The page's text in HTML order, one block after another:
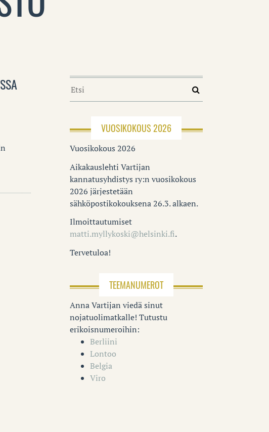
VUOSIKOKOUS 2026
Vuosikokous 2026
Aikakauslehti Vartijan
kannatusyhdistys ry:n vuosikokous
2026 järjestetään
sähköpostikokouksena 26.3. alkaen.
Ilmoittautumiset
matti.myllykoski@helsinki.fi.
Tervetuloa!
TEEMANUMEROT
Anna Vartijan viedä sinut
nojatuolimatkalle! Tutustu
erikoisnumeroihin:
Berliini
Lontoo
Belgia
Viro